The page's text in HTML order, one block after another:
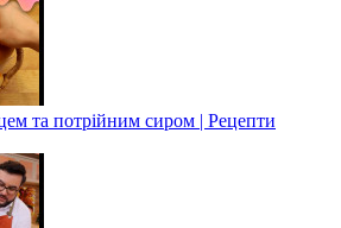
та потрійним сиром | Рецепти